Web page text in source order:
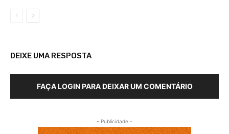
DEIXE UMA RESPOSTA
FAÇA LOGIN PARA DEIXAR UM COMENTÁRIO
- Publicidade -